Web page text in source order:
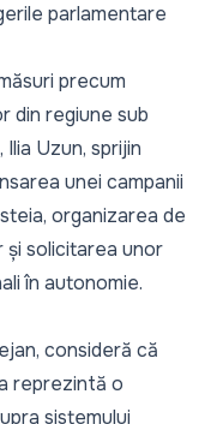
parlamentare
precum
din regiune sub
Uzun, sprijin
unei campanii
organizarea de
și solicitarea unor
în autonomie.
consideră că
reprezintă o
sistemului